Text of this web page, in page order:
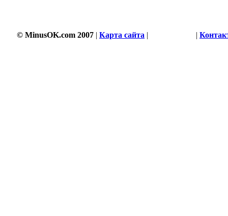
© MinusOK.com 2007 | Карта сайта | |